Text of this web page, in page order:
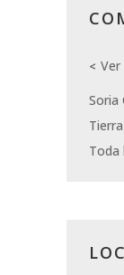
Soria
Toda